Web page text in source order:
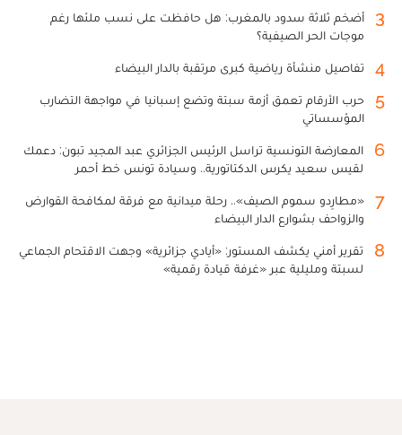
3
أضخم ثلاثة سدود بالمغرب: هل حافظت على نسب ملئها رغم
موجات الحر الصيفية؟
4 تفاصيل منشأة رياضية كبرى مرتقبة بالدار البيضاء
5
حرب الأرقام تعمق أزمة سبتة وتضع إسبانيا في مواجهة التضارب
المؤسساتي
6
المعارضة التونسية تراسل الرئيس الجزائري عبد المجيد تبون: دعمك
لقيس سعيد يكرس الدكتاتورية.. وسيادة تونس خط أحمر
7
«مطارِدو سموم الصيف».. رحلة ميدانية مع فرقة لمكافحة القوارض
والزواحف بشوارع الدار البيضاء
8
تقرير أمني يكشف المستور: «أيادي جزائرية» وجهت الاقتحام الجماعي
لسبتة ومليلية عبر «غرفة قيادة رقمية»